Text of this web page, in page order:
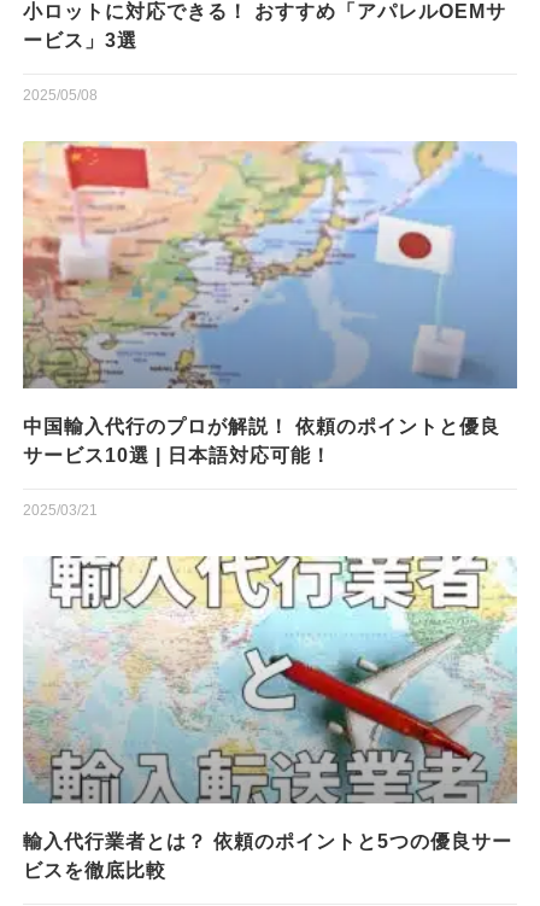
小ロットに対応できる！ おすすめ「アパレルOEMサ
ービス」3選
2025/05/08
中国輸入代行のプロが解説！ 依頼のポイントと優良
サービス10選 | 日本語対応可能！
2025/03/21
輸入代行業者とは？ 依頼のポイントと5つの優良サー
ビスを徹底比較